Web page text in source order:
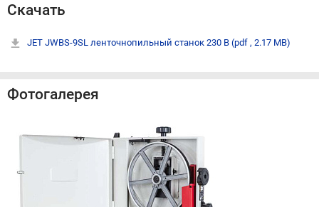
Скачать
JET JWBS-9SL ленточнопильный станок 230 В (pdf , 2.17 MB)
Фотогалерея